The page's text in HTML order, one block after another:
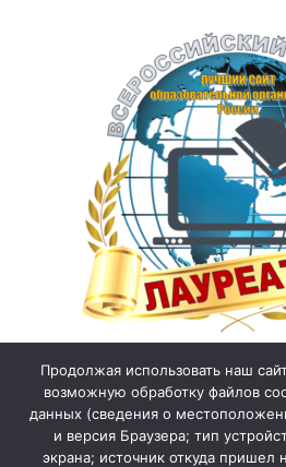
Продолжая использовать наш
возможную обработку файлов
данных (сведения о
и версия Браузера; тип
экрана; источник откуда пришел